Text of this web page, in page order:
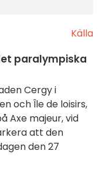
Källa
paralympiska
Cergy i
och Île de loisirs,
Axe majeur, vid
att den
den 27